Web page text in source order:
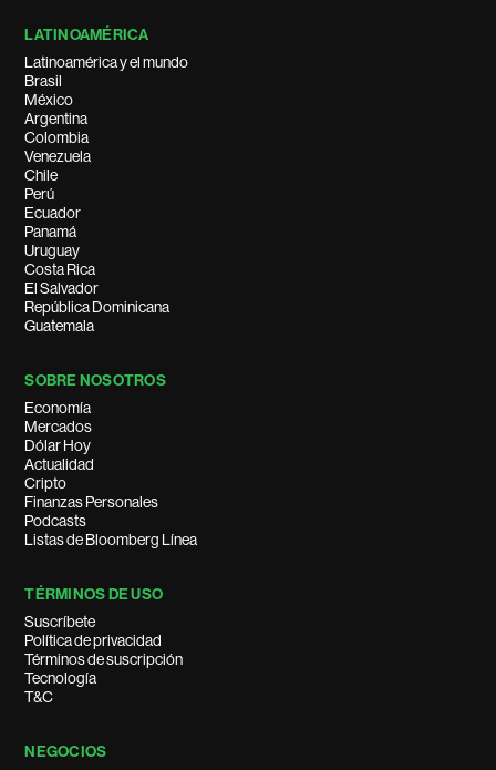
LATINOAMÉRICA
Latinoamérica y el mundo
Brasil
México
Argentina
Colombia
Venezuela
Chile
Perú
Ecuador
Panamá
Uruguay
Costa Rica
El Salvador
República Dominicana
Guatemala
SOBRE NOSOTROS
Economía
Mercados
Dólar Hoy
Actualidad
Cripto
Finanzas Personales
Podcasts
Listas de Bloomberg Línea
TÉRMINOS DE USO
Suscríbete
Política de privacidad
Términos de suscripción
Tecnología
T&C
NEGOCIOS